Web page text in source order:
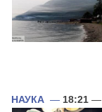
НАУКА — 18:21 —